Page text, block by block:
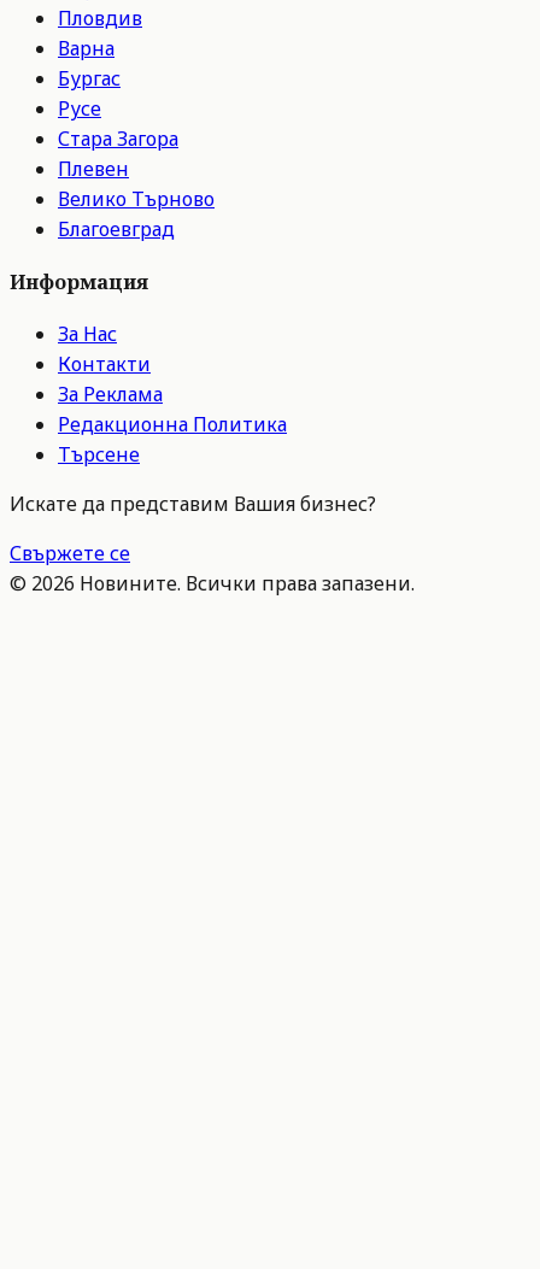
Пловдив
Варна
Бургас
Русе
Стара Загора
Плевен
Велико Търново
Благоевград
Информация
За Нас
Контакти
За Реклама
Редакционна Политика
Търсене
Искате да представим Вашия бизнес?
Свържете се
© 2026 Новините. Всички права запазени.